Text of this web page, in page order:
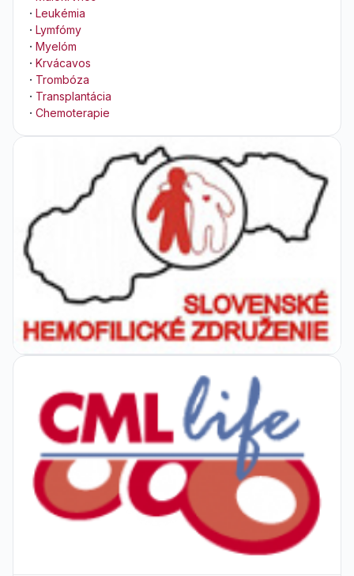
· Leukémia
· Lymfómy
· Myelóm
· Krvácavos
· Trombóza
· Transplantácia
· Chemoterapie